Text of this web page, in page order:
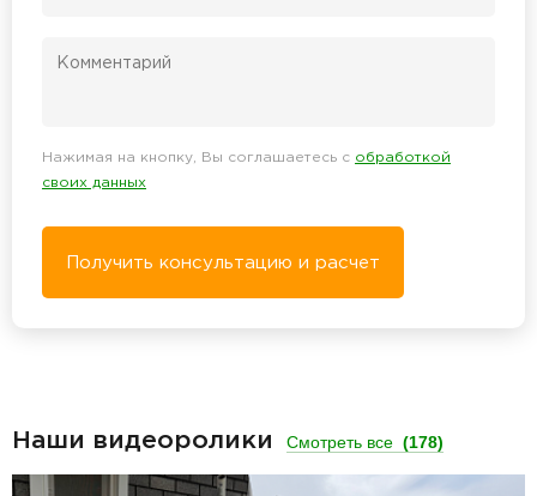
Нажимая на кнопку, Вы соглашаетесь с обработкой
своих данных
Получить консультацию и расчет
Наши видеоролики Смотреть все (178)